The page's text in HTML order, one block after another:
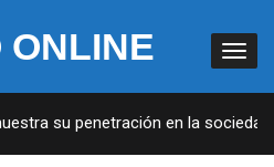
ONLINE
su penetración en la sociedad